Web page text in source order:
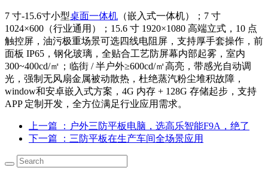
7 寸-15.6寸小型桌面一体机 （嵌入式一体机）；7 寸
1024×600（行业通用）；15.6 寸 1920×1080 高端立式，10 点
触控屏，油污极重场景可选四线电阻屏，支持厚手套操作，前
面板 IP65，钢化玻璃，全贴合工艺防屏幕内部起雾，室内
300~400cd/㎡；临街 / 半户外≥600cd/㎡高亮，带感光自动调
光，强制无风扇金属被动散热，杜绝蒸汽粉尘堆积故障，
window和安卓嵌入式方案，4G 内存 + 128G 存储起步，支持
APP 定制开发，全方位满足行业应用需求。
上一篇
：户外三防平板电脑，选高乐智能F9A，绝了
下一篇
：三防平板在生产车间全场景应用